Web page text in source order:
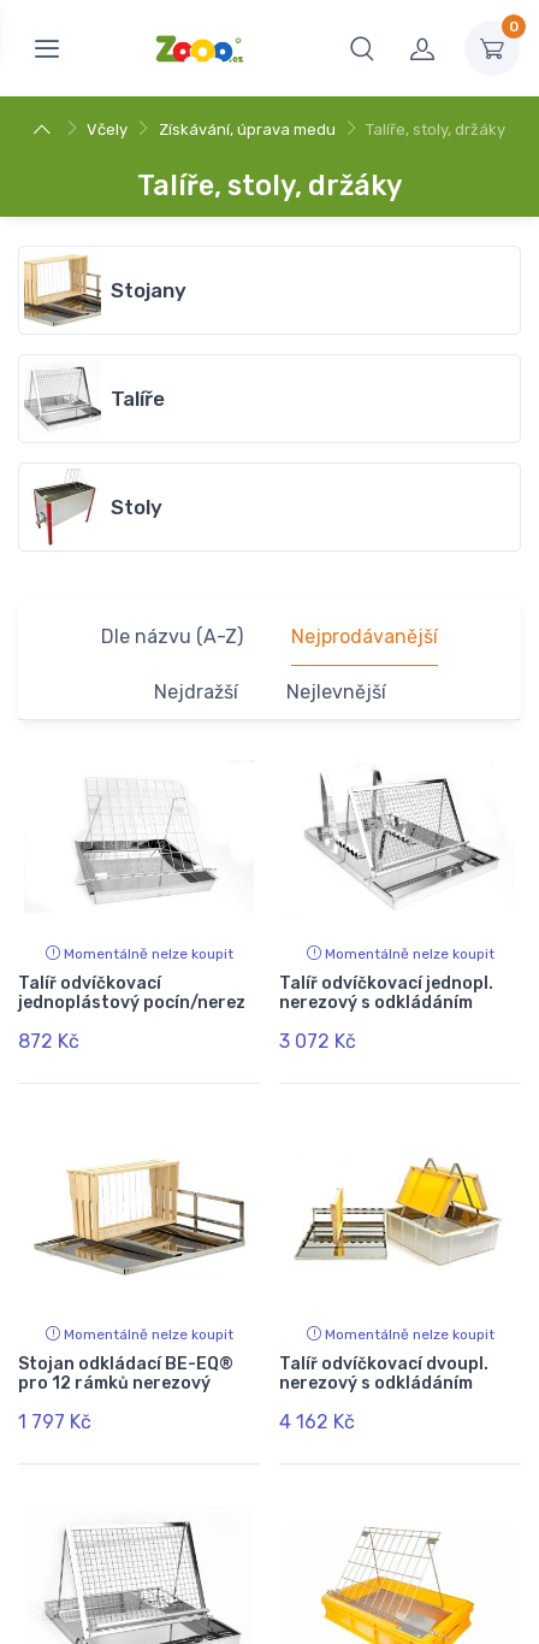
0
Včely Získávání, úprava medu Talíře, stoly, držáky
Talíře, stoly, držáky
Stojany
Talíře
Stoly
Dle názvu (A-Z) Nejprodávanější
Nejdražší Nejlevnější
Momentálně nelze koupit
Talíř odvíčkovací
jednoplástový pocín/nerez
872 Kč
Momentálně nelze koupit
Talíř odvíčkovací jednopl.
nerezový s odkládáním
3 072 Kč
Momentálně nelze koupit
Stojan odkládací BE-EQ®
pro 12 rámků nerezový
1 797 Kč
Momentálně nelze koupit
Talíř odvíčkovací dvoupl.
nerezový s odkládáním
4 162 Kč